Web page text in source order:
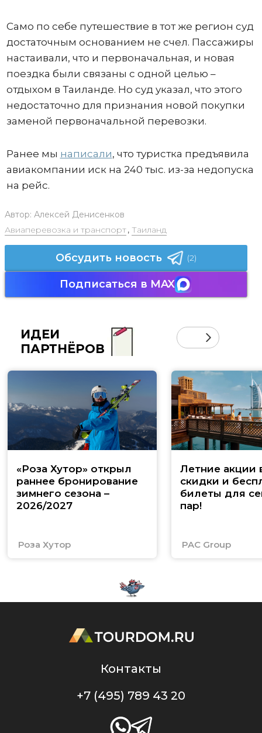
Само по себе путешествие в тот же регион суд
достаточным основанием не счел. Пассажиры
настаивали, что и первоначальная, и новая
поездка были связаны с одной целью –
отдыхом в Таиланде. Но суд указал, что этого
недостаточно для признания новой покупки
заменой первоначальной перевозки.
Ранее мы написали, что туристка предъявила
авиакомпании иск на 240 тыс. из-за недопуска
на рейс.
Автор: Алексей Денисенков
Авиаперевозка и транспорт, Таиланд
Обсудить новость (2)
Подписаться в MAX
ИДЕИ
ПАРТНЁРОВ
«Роза Хутор» открыл
раннее бронирование
зимнего сезона –
2026/2027
Роза Хутор
Летние акции
скидки и
билеты для
пар!
PAC Group
Контакты
+7 (495) 789 43 20